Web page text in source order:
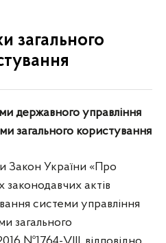
загального
державного управління
загального користування
Закон України «Про
законодавчих актів
системи управління
загального